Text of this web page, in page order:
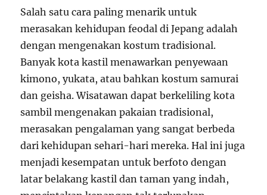
Salah satu cara paling menarik untuk
merasakan kehidupan feodal di Jepang adalah
dengan mengenakan kostum tradisional.
Banyak kota kastil menawarkan penyewaan
kimono, yukata, atau bahkan kostum samurai
dan geisha. Wisatawan dapat berkeliling kota
sambil mengenakan pakaian tradisional,
merasakan pengalaman yang sangat berbeda
dari kehidupan sehari-hari mereka. Hal ini juga
menjadi kesempatan untuk berfoto dengan
latar belakang kastil dan taman yang indah,